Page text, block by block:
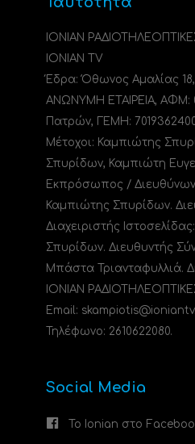
ΙΟΝΙΑΝ
IONIAN TV
Έδρα: Όθωνος Αμαλίας
ΑΝΩΝΥΜΗ ΕΤΑΙΡΕΙΑ, ΑΦΜ:
Πατρών, ΓΕΜΗ:
Μέτοχοι: Καμπιώτης
Σπυρίδων, Καμπιώτη
Εκπρόσωπος /
Καμπιώτης Σπυρίδων.
Διαχειριστής
Σπυρίδων. Διευθυντής
Μπάστα Τριανταφυλλιά.
ΙΟΝΙΑΝ
Email:
Τηλέφωνο: 2610622080.
Social Media
Το Ionian στο